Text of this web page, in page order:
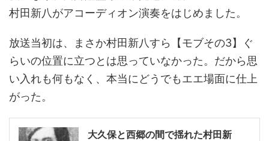
村田新八がアコーディオン演奏をはじめました。
放送当初は、まさか村田新八すら【モブその3】ぐ
らいの位置に立つとは思っていなかった。だから思
い入れも何もなく、本当にどうでもエエ場面に仕上
がった。
大久保と西郷の間で揺れた村田新